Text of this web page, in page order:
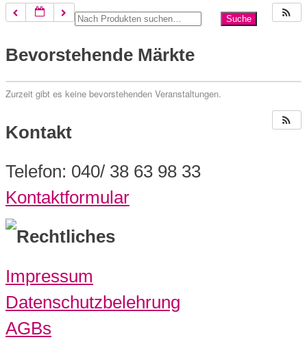
Bevorstehende Märkte
Zurzeit gibt es keine bevorstehenden Veranstaltungen.
Kontakt
Telefon: 040/ 38 63 98 33
Kontaktformular
Rechtliches
Impressum
Datenschutzbelehrung
AGBs